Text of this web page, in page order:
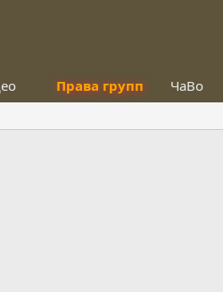
Права групп ЧаВо